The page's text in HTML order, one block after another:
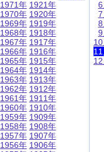
1971年
1970年
1969年
1968年
1967年
1966年
1965年
1964年
1963年
1962年
1961年
1960年
1959年
1958年
1957年
1956年
1921年
1920年
1919年
1918年
1917年
1916年
1915年
1914年
1913年
1912年
1911年
1910年
1909年
1908年
1907年
1906年